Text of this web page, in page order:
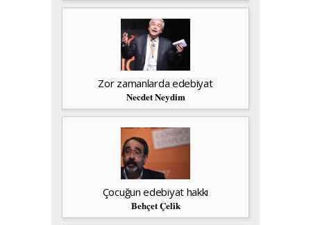
Zor zamanlarda edebiyat
Necdet Neydim
Çocuğun edebiyat hakkı
Behçet Çelik